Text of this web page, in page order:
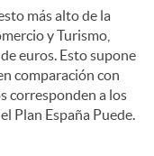
más alto de la
y Turismo,
euros. Esto supone
comparación con
corresponden a los
Plan España Puede.